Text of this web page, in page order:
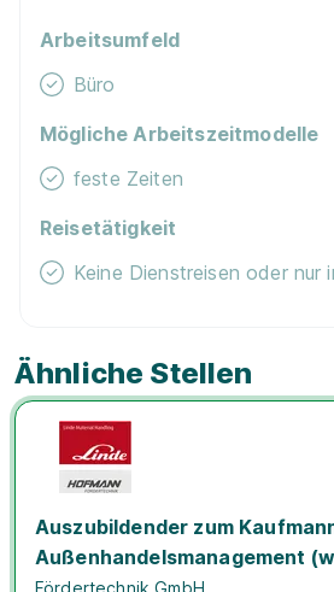
Ähnliche Stellen
Auszubildender zum
Außenhandelsmanagement
Fördertechnik GmbH
Arbeitsumfeld
Büro
Mögliche Arbeitszeitmodelle
feste Zeiten
Reisetätigkeit
Keine Dienstreisen oder nur